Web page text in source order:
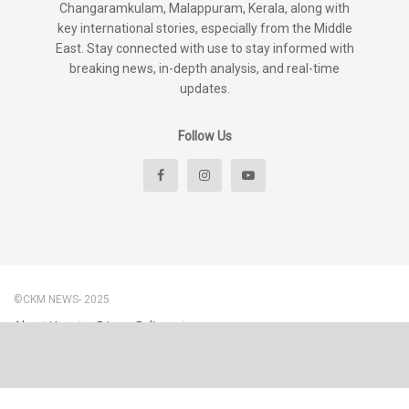
Changaramkulam, Malappuram, Kerala, along with
key international stories, especially from the Middle
East. Stay connected with use to stay informed with
breaking news, in-depth analysis, and real-time
updates.
Follow Us
©CKM NEWS- 2025
About Us
Privacy Policy